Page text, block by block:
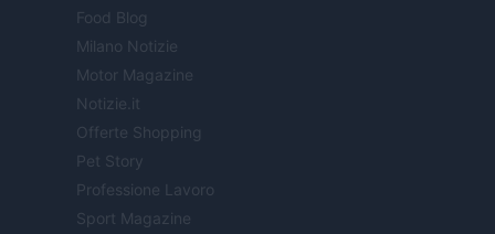
Food Blog
Milano Notizie
Motor Magazine
Notizie.it
Offerte Shopping
Pet Story
Professione Lavoro
Sport Magazine